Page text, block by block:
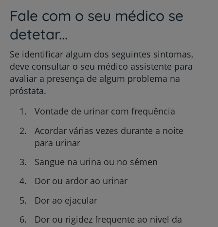
Fale com o seu médico se
detetar...
Se identificar algum dos seguintes sintomas,
deve consultar o seu médico assistente para
avaliar a presença de algum problema na
próstata.
Vontade de urinar com frequência
Acordar várias vezes durante a noite
para urinar
Sangue na urina ou no sémen
Dor ou ardor ao urinar
Dor ao ejacular
Dor ou rigidez frequente ao nível da